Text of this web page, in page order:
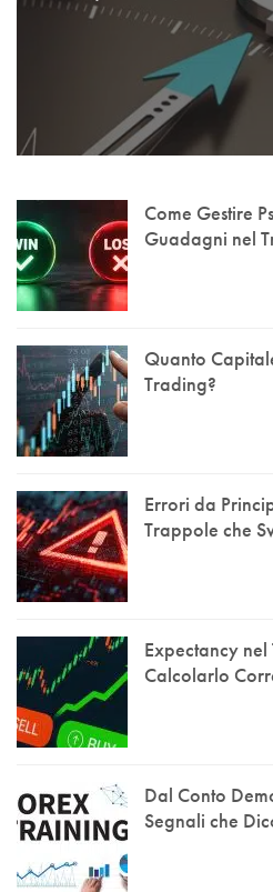
Come Gestire
Guadagni nel
Quanto
Trading?
Errori da
Trappole che
Expectancy
Calcolarlo
Dal Conto
Segnali che